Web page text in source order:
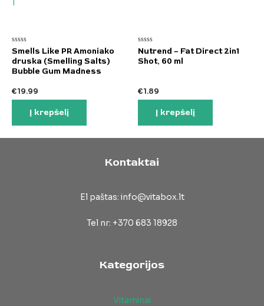
Įvertinimas:
0
iš
5
Smells Like PR Amoniako
druska (Smelling Salts)
Bubble Gum Madness
€19.99
Į krepšelį
Įvertinimas:
0
iš
Nutrend – Fat Direct 2in1
Shot, 60 ml
€1.89
Į krepšelį
Kontaktai
El paštas: info@vitabox.lt
Tel nr: +370 683 18928
Kategorijos
Vitaminai